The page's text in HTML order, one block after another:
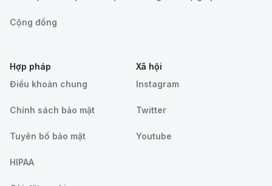
Cộng đồng
Hợp pháp
Điều khoản chung
Chính sách bảo mật
Tuyên bố bảo mật
HIPAA
Xã hội
Instagram
Twitter
Youtube